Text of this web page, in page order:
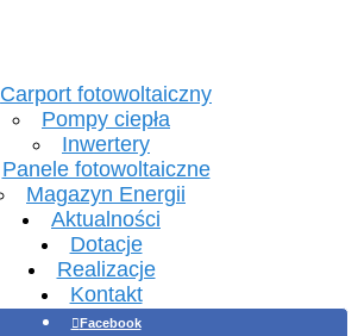
Carport fotowoltaiczny
Pompy ciepła
Inwertery
Panele fotowoltaiczne
Magazyn Energii
Aktualności
Dotacje
Realizacje
Kontakt
Facebook